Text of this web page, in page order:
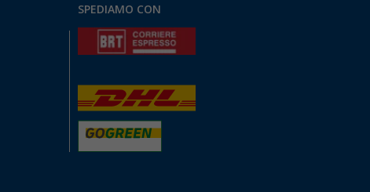
SPEDIAMO CON